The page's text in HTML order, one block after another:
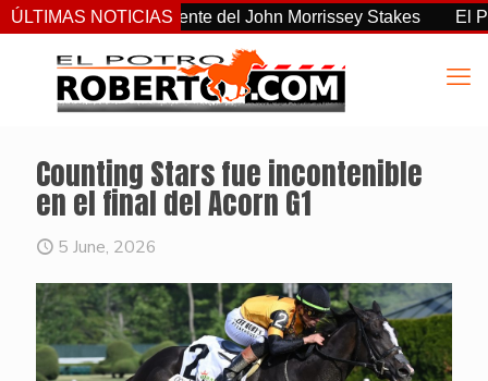
ÚLTIMAS NOTICIAS
el más consistente del John Morrissey Stakes El
Counting Stars fue incontenible
en el final del Acorn G1
5 June, 2026